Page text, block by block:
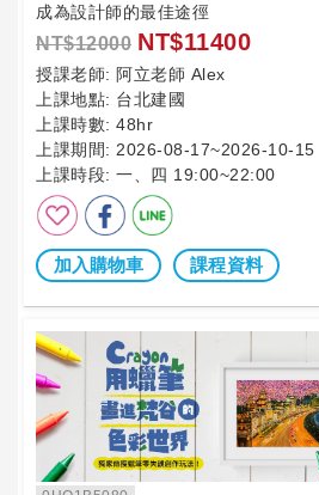
成為設計師的最佳途徑
NT$12000 NT$11400
授課老師: 阿立老師 Alex
上課地點: 台北建國
上課時數: 48hr
上課期間: 2026-08-17~2026-10-15
上課時段: 一、四 19:00~22:00
加入購物車 課程資料